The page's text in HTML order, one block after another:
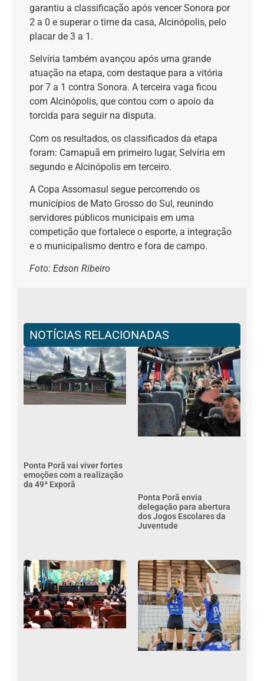
garantiu a classificação após vencer Sonora por
2 a 0 e superar o time da casa, Alcinópolis, pelo
placar de 3 a 1.
Selvíria também avançou após uma grande
atuação na etapa, com destaque para a vitória
por 7 a 1 contra Sonora. A terceira vaga ficou
com Alcinópolis, que contou com o apoio da
torcida para seguir na disputa.
Com os resultados, os classificados da etapa
foram: Camapuã em primeiro lugar, Selvíria em
segundo e Alcinópolis em terceiro.
A Copa Assomasul segue percorrendo os
municípios de Mato Grosso do Sul, reunindo
servidores públicos municipais em uma
competição que fortalece o esporte, a integração
e o municipalismo dentro e fora de campo.
Foto: Edson Ribeiro
NOTÍCIAS RELACIONADAS
Ponta Porã vai viver fortes
emoções com a realização
da 49ª Exporã
Ponta Porã envia
delegação para abertura
dos Jogos Escolares da
Juventude